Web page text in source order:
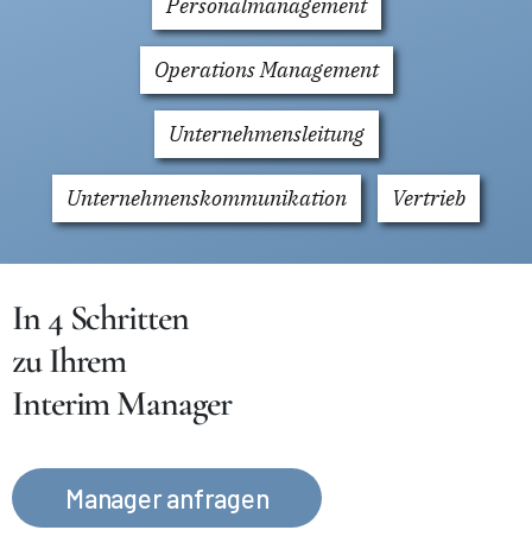
Operations Management
Unternehmensleitung
Unternehmenskommunikation Vertrieb
In 4 Schritten
zu Ihrem
Interim Manager
Manager anfragen